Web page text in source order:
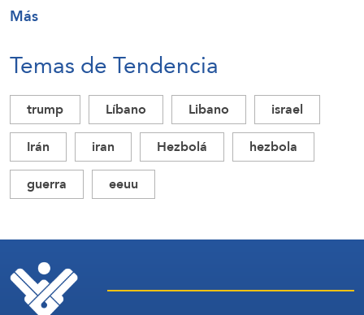
Más
Temas de Tendencia
trump Líbano Libano
israel
Irán
iran Hezbolá
hezbola
guerra
eeuu